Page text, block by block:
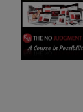
查
看
作
者